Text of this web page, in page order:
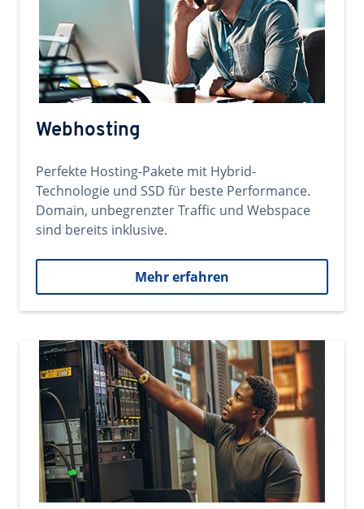
Webhosting
Perfekte Hosting-Pakete mit Hybrid-
Technologie und SSD für beste Performance.
Domain, unbegrenzter Traffic und Webspace
sind bereits inklusive.
Mehr erfahren